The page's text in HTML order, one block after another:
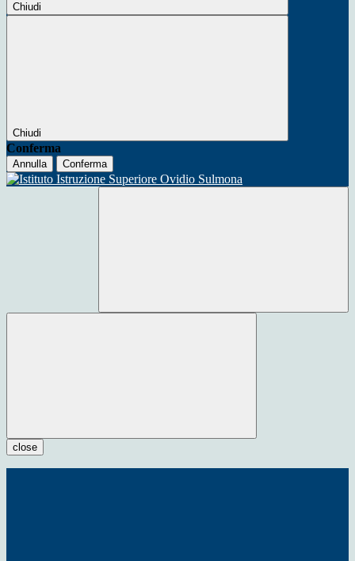
Chiudi
Chiudi
Conferma
Annulla Conferma
close